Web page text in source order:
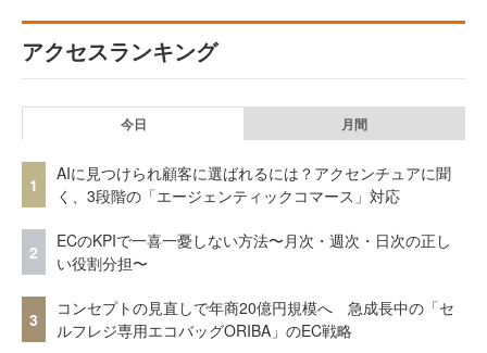
アクセスランキング
今日 月間
1
AIに見つけられ顧客に選ばれるには？アクセンチュアに聞
く、3段階の「エージェンティックコマース」対応
2
ECのKPIで一喜一憂しない方法〜月次・週次・日次の正し
い役割分担〜
3
コンセプトの見直しで年商20億円規模へ 急成長中の「セ
ルフレジ専用エコバッグORIBA」のEC戦略